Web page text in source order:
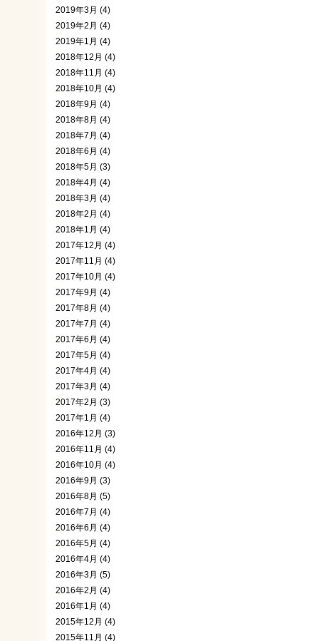
2019年3月 (4)
2019年2月 (4)
2019年1月 (4)
2018年12月 (4)
2018年11月 (4)
2018年10月 (4)
2018年9月 (4)
2018年8月 (4)
2018年7月 (4)
2018年6月 (4)
2018年5月 (3)
2018年4月 (4)
2018年3月 (4)
2018年2月 (4)
2018年1月 (4)
2017年12月 (4)
2017年11月 (4)
2017年10月 (4)
2017年9月 (4)
2017年8月 (4)
2017年7月 (4)
2017年6月 (4)
2017年5月 (4)
2017年4月 (4)
2017年3月 (4)
2017年2月 (3)
2017年1月 (4)
2016年12月 (3)
2016年11月 (4)
2016年10月 (4)
2016年9月 (3)
2016年8月 (5)
2016年7月 (4)
2016年6月 (4)
2016年5月 (4)
2016年4月 (4)
2016年3月 (5)
2016年2月 (4)
2016年1月 (4)
2015年12月 (4)
2015年11月 (4)